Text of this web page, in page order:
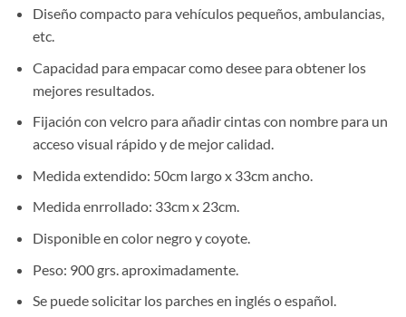
Diseño compacto para vehículos pequeños, ambulancias,
etc.
Capacidad para empacar como desee para obtener los
mejores resultados.
Fijación con velcro para añadir cintas con nombre para un
acceso visual rápido y de mejor calidad.
Medida extendido: 50cm largo x 33cm ancho.
Medida enrrollado: 33cm x 23cm.
Disponible en color negro y coyote.
Peso: 900 grs. aproximadamente.
Se puede solicitar los parches en inglés o español.